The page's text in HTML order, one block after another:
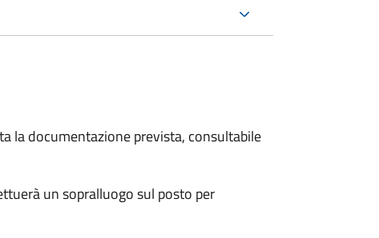
la documentazione prevista, consultabile
un sopralluogo sul posto per